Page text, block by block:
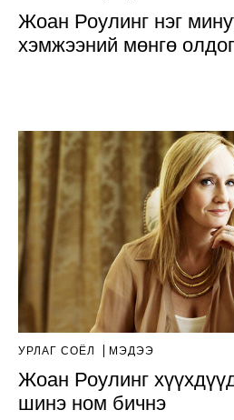
Жоан Роулинг нэг
хэмжээний мөнгө
УРЛАГ СОЁЛ МЭДЭЭ
Жоан Роулинг
шинэ ном бичнэ